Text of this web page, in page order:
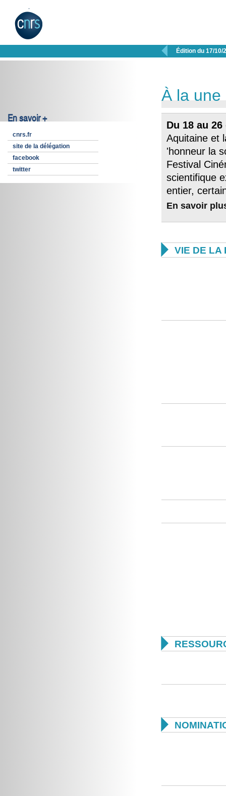
 Édition du 17/10/
En savoir +
cnrs.fr
site de la délégation
facebook
twitter
À la une
Du 18 au
Aquitaine et
'honneur la
Festival
scientifique
entier,
En savoir
 VIE DE LA

